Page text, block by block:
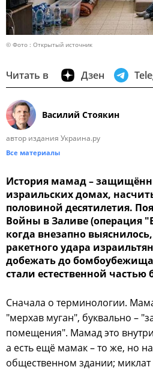
© Фото : Открытый источник
Читать в Дзен
Василий Стоякин
автор издания Украина.ру
Все материалы
История мамад –
израильских домах,
половиной десятилетия.
Войны в Заливе (операция
когда внезапно
ракетного удара
добежать до
стали естественной частью
Сначала о терминологии.
"мерхав муган", буквально –
помещения". Мамад это
а есть ещё мамак – то же, но
общественном здании;